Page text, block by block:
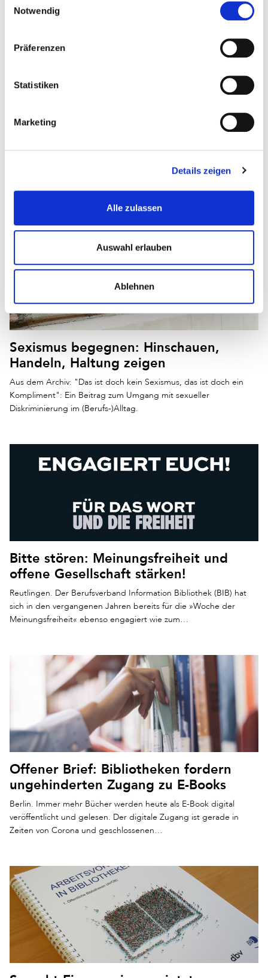
Notwendig
Präferenzen
Statistiken
Marketing
Details zeigen
Alle zulassen
Auswahl erlauben
Ablehnen
Appell für digitale Teilhabe
Berlin. Die Digitalisierung hat Auswirkungen auf immer mehr
Sexismus begegnen: Hinschauen,
Handeln, Haltung zeigen
Aus dem Archiv: "Das ist doch kein Sexismus, das ist doch ein
Kompliment": Ein Beitrag zum Umgang mit sexueller
Diskriminierung im (Berufs-)Alltag.
Bitte stören: Meinungsfreiheit und
offene Gesellschaft stärken!
Reutlingen. Der Berufsverband Information Bibliothek (BIB) hat
sich in den vergangenen Jahren bereits für die »Woche der
Meinungsfreiheit« ebenso engagiert wie zum…
Offener Brief: Bibliotheken fordern
ungehinderten Zugang zu E-Books
Berlin. Immer mehr Bücher werden heute als E-Book digital
veröffentlicht und gelesen. Der digitale Zugang ist gerade in
Zeiten von Corona und geschlossenen…